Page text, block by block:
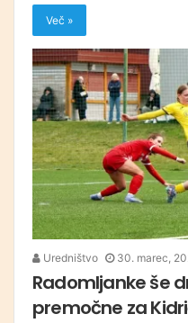
Več »
Uredništvo 30. marec,
Radomljanke še
premočne za